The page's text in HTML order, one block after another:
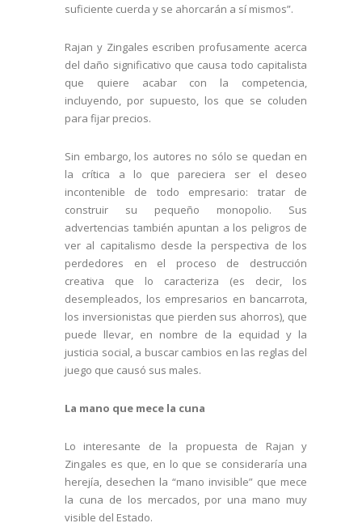
suficiente cuerda y se ahorcarán a sí mismos”.
Rajan y Zingales escriben profusamente acerca
del daño significativo que causa todo capitalista
que quiere acabar con la competencia,
incluyendo, por supuesto, los que se coluden
para fijar precios.
Sin embargo, los autores no sólo se quedan en
la crítica a lo que pareciera ser el deseo
incontenible de todo empresario: tratar de
construir su pequeño monopolio. Sus
advertencias también apuntan a los peligros de
ver al capitalismo desde la perspectiva de los
perdedores en el proceso de destrucción
creativa que lo caracteriza (es decir, los
desempleados, los empresarios en bancarrota,
los inversionistas que pierden sus ahorros), que
puede llevar, en nombre de la equidad y la
justicia social, a buscar cambios en las reglas del
juego que causó sus males.
La mano que mece la cuna
Lo interesante de la propuesta de Rajan y
Zingales es que, en lo que se consideraría una
herejía, desechen la “mano invisible” que mece
la cuna de los mercados, por una mano muy
visible del Estado.